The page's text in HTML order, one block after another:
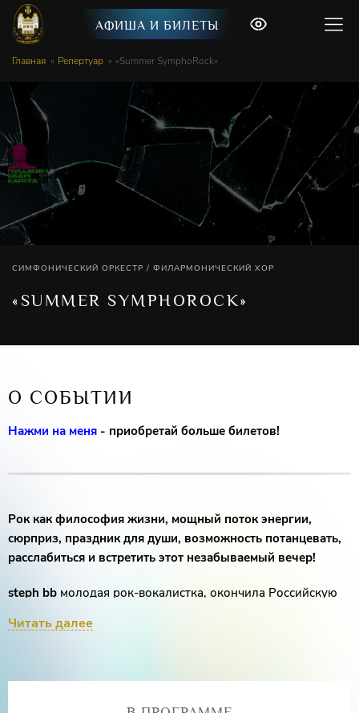
АФИША И БИЛЕТЫ
Главная Репертуар «Summer SymphoRock»
СИМФОНИЧЕСКИЙ ОРКЕСТР / ФИЛАРМОНИЧЕСКИЙ ХОР
«SUMMER SYMPHOROCK»
О СОБЫТИИ
Нажми на меня - приобретай больше билетов!
Рок как философия жизни, мощный поток энергии,
сюрприз, праздник для души, возможность потанцевать,
расслабиться и встретить этот незабываемый вечер!
steph bb молодая рок-вокалистка, окончила Российскую
поливалентная личность, многогранный музыкант,
продюсированием. Выпустила несколько covers на песни
Читать далее